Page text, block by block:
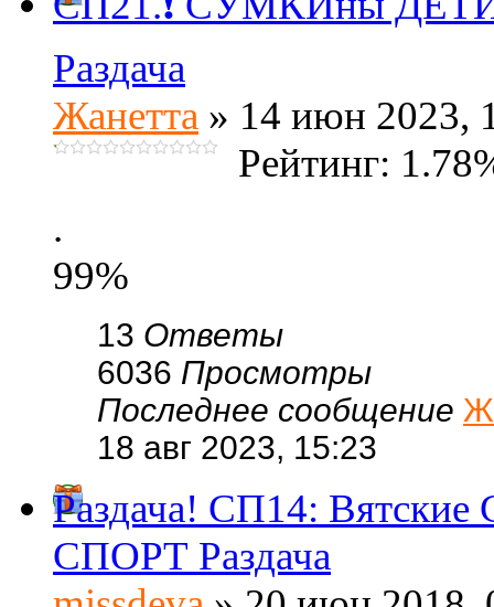
Раздача
Жанетта » 14 июн 2023,
Рейтинг:
.
99%
13 Ответы
6036 Просмотры
Последнее сообщение
18 авг 2023, 15:23
Раздача! СП14:
СПОРТ Раздача